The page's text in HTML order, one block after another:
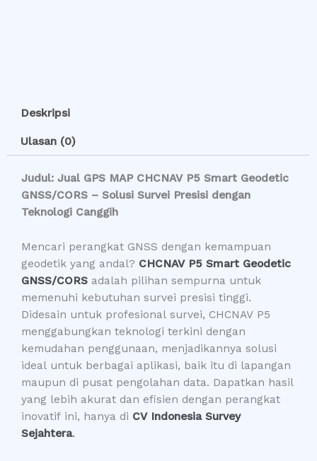
Deskripsi
Ulasan (0)
Judul: Jual GPS MAP CHCNAV P5 Smart Geodetic
GNSS/CORS – Solusi Survei Presisi dengan
Teknologi Canggih
Mencari perangkat GNSS dengan kemampuan
geodetik yang andal? CHCNAV P5 Smart Geodetic
GNSS/CORS adalah pilihan sempurna untuk
memenuhi kebutuhan survei presisi tinggi.
Didesain untuk profesional survei, CHCNAV P5
menggabungkan teknologi terkini dengan
kemudahan penggunaan, menjadikannya solusi
ideal untuk berbagai aplikasi, baik itu di lapangan
maupun di pusat pengolahan data. Dapatkan hasil
yang lebih akurat dan efisien dengan perangkat
inovatif ini, hanya di CV Indonesia Survey
Sejahtera.